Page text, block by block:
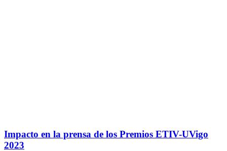
Impacto en la prensa de los Premios ETIV-UVigo
2023